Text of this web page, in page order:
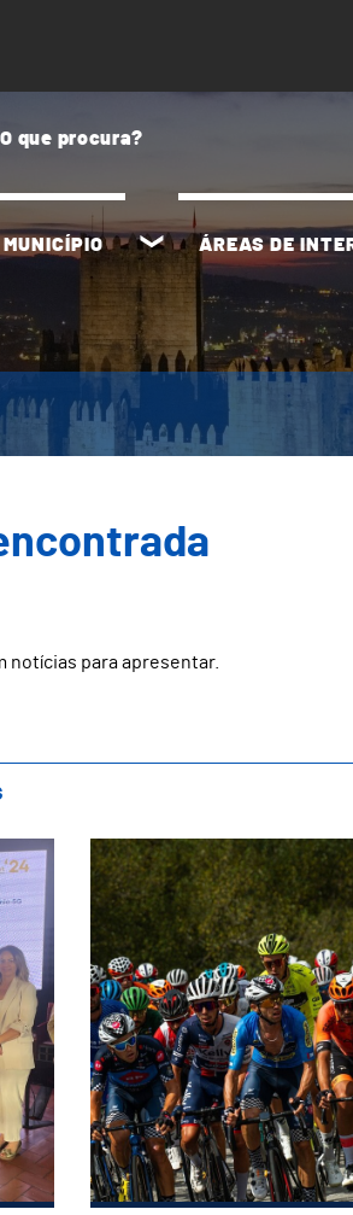
MUNICÍPIO ÁREAS DE
notícias para apresentar.
no IX Encontro
Guimarães recebe